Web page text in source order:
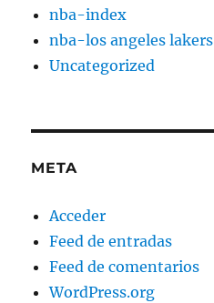
nba-index
nba-los angeles lakers
Uncategorized
META
Acceder
Feed de entradas
Feed de comentarios
WordPress.org